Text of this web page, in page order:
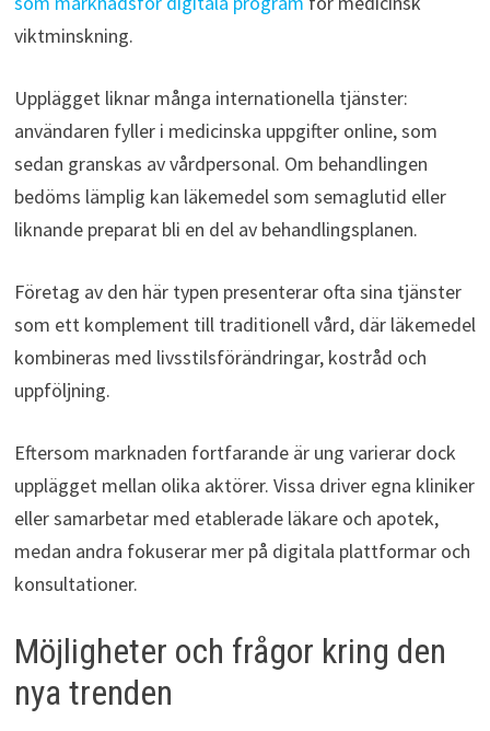
viktminskning.
Upplägget liknar många internationella tjänster:
användaren fyller i medicinska uppgifter online, som
sedan granskas av vårdpersonal. Om behandlingen
bedöms lämplig kan läkemedel som semaglutid eller
liknande preparat bli en del av behandlingsplanen.
Företag av den här typen presenterar ofta sina tjänster
som ett komplement till traditionell vård, där läkemedel
kombineras med livsstilsförändringar, kostråd och
uppföljning.
Eftersom marknaden fortfarande är ung varierar dock
upplägget mellan olika aktörer. Vissa driver egna kliniker
eller samarbetar med etablerade läkare och apotek,
medan andra fokuserar mer på digitala plattformar och
konsultationer.
Möjligheter och frågor kring den
nya trenden